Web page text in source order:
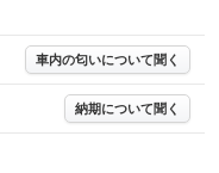
車内の匂いについて聞く
納期について聞く